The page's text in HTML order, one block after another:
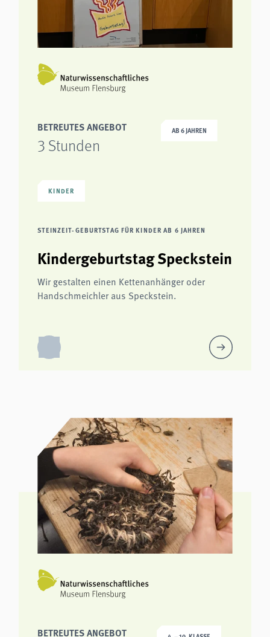
BETREUTES ANGEBOT
3 Stunden
AB 6 JAHREN
KINDER
STEINZEIT-GEBURTSTAG FÜR KINDER AB 6 JAHREN
Kindergeburtstag Speckstein
Wir gestalten einen Kettenanhänger oder
Handschmeichler aus Speckstein.
BETREUTES ANGEBOT